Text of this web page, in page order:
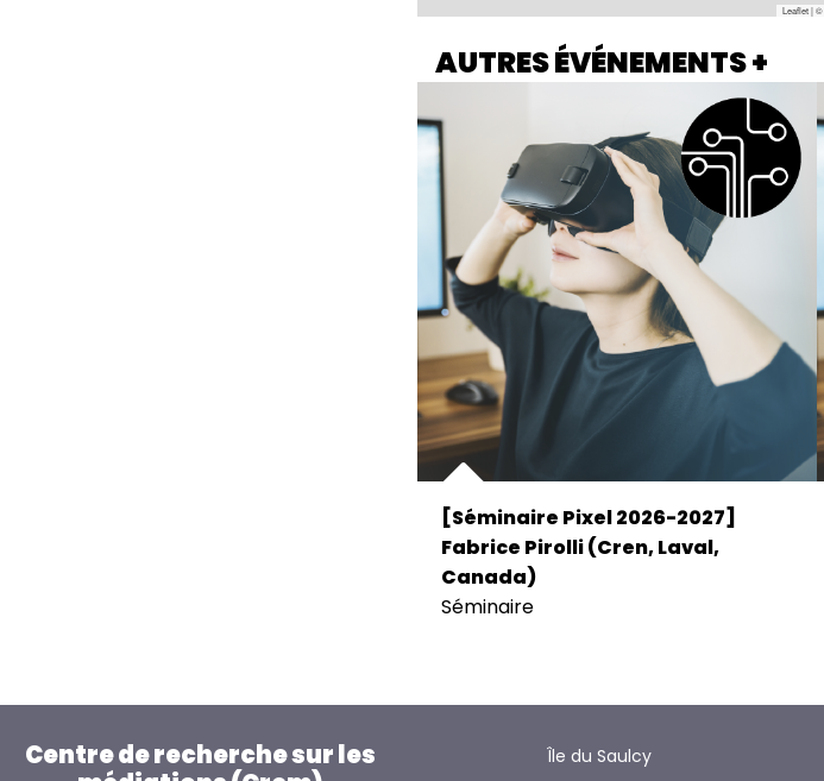
Leaflet | ©
AUTRES ÉVÉNEMENTS +
[Séminaire Pixel 2026-2027]
Fabrice Pirolli (Cren, Laval,
Canada)
Séminaire
Centre de recherche sur les
Île du Saulcy